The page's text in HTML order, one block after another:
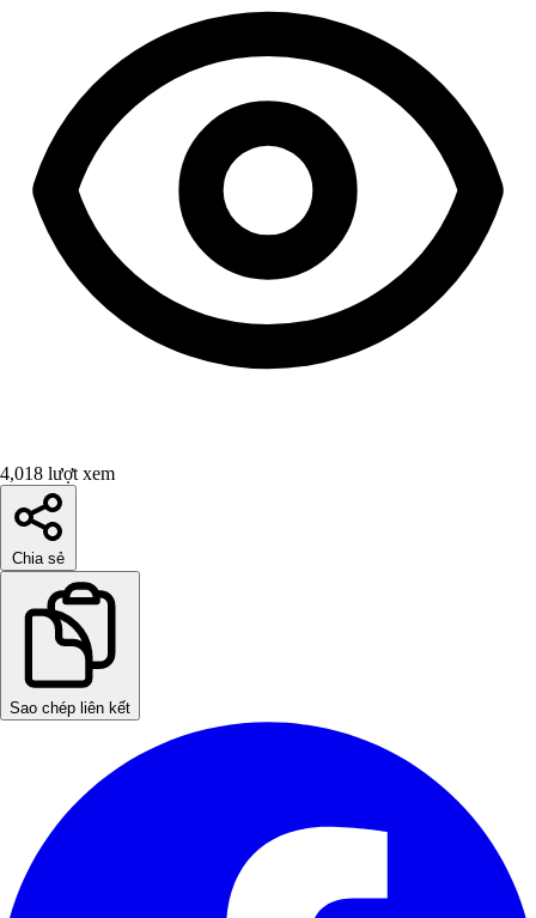
4,018 lượt xem
Chia sẻ
Sao chép liên kết